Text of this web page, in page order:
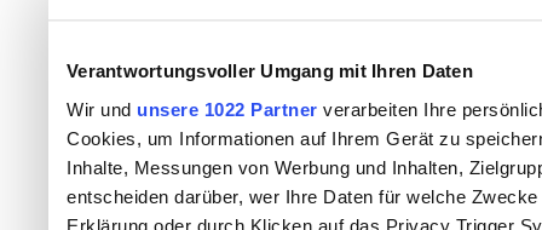
Verantwortungsvoller Umgang mit Ihren Daten
Wir und unsere 1022 Partner verarbeiten Ihre
Cookies, um Informationen auf Ihrem Gerät zu
Inhalte, Messungen von Werbung und Inhalten,
entscheiden darüber, wer Ihre Daten für welche
Erklärung oder durch Klicken auf das Privacy Trigger